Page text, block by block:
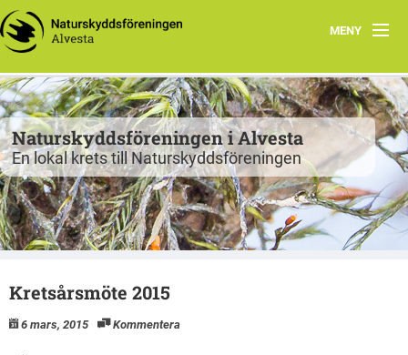
MENY
Program
Grupper
Projekt
Natur att besöka
Fiskgjusen
Naturskyddsföreningen i Alvesta
En lokal krets till Naturskyddsföreningen
Kretsårsmöte 2015
6 mars, 2015 Kommentera